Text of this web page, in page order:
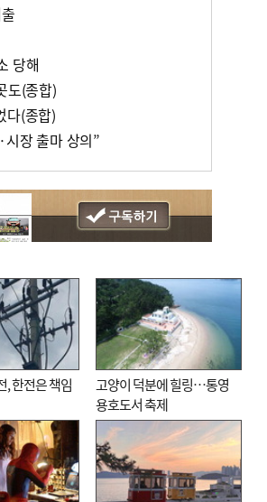
당해
도(종합)
다(종합)
장 출마 상의”
, 한전은 책임
고양이 덕분에 힐링…통영
용호도서 축제